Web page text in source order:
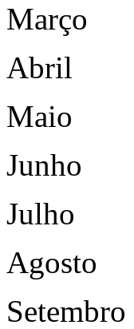
Março
Abril
Maio
Junho
Julho
Agosto
Setembro